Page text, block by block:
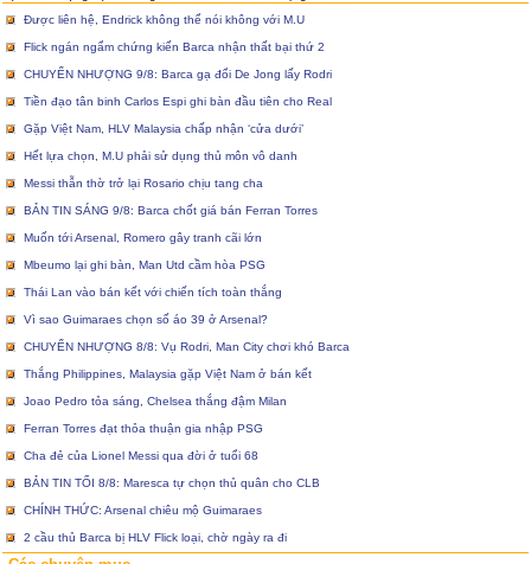
Được liên hệ, Endrick không thể nói không với M.U
Flick ngán ngẩm chứng kiến Barca nhận thất bại thứ 2
CHUYỂN NHƯỢNG 9/8: Barca gạ đổi De Jong lấy Rodri
Tiền đạo tân binh Carlos Espi ghi bàn đầu tiên cho Real
Gặp Việt Nam, HLV Malaysia chấp nhận ‘cửa dưới’
Hết lựa chọn, M.U phải sử dụng thủ môn vô danh
Messi thẫn thờ trở lại Rosario chịu tang cha
BẢN TIN SÁNG 9/8: Barca chốt giá bán Ferran Torres
Muốn tới Arsenal, Romero gây tranh cãi lớn
Mbeumo lại ghi bàn, Man Utd cầm hòa PSG
Thái Lan vào bán kết với chiến tích toàn thắng
Vì sao Guimaraes chọn số áo 39 ở Arsenal?
CHUYỂN NHƯỢNG 8/8: Vụ Rodri, Man City chơi khó Barca
Thắng Philippines, Malaysia gặp Việt Nam ở bán kết
Joao Pedro tỏa sáng, Chelsea thắng đậm Milan
Ferran Torres đạt thỏa thuận gia nhập PSG
Cha đẻ của Lionel Messi qua đời ở tuổi 68
BẢN TIN TỐI 8/8: Maresca tự chọn thủ quân cho CLB
CHÍNH THỨC: Arsenal chiêu mộ Guimaraes
2 cầu thủ Barca bị HLV Flick loại, chờ ngày ra đi